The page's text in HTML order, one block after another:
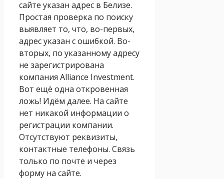
сайте указан адрес в Белизе.
Простая проверка по поиску
выявляет то, что, во-первых,
адрес указан с ошибкой. Во-
вторых, по указанному адресу
не зарегистрирована
компания Alliance Investment.
Вот ещё одна откровенная
ложь! Идём далее. На сайте
нет никакой информации о
регистрации компании.
Отсутствуют реквизиты,
контактные телефоны. Связь
только по почте и через
форму на сайте.